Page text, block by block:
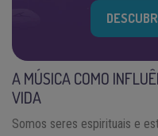
A MÚSICA COMO
VIDA
Somos seres espirituais e